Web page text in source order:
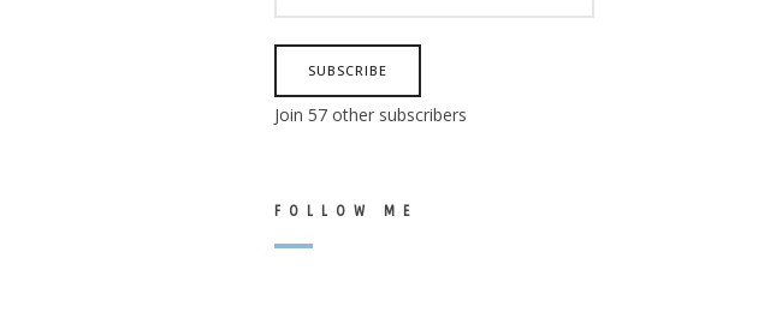
SUBSCRIBE
Join 57 other subscribers
FOLLOW ME